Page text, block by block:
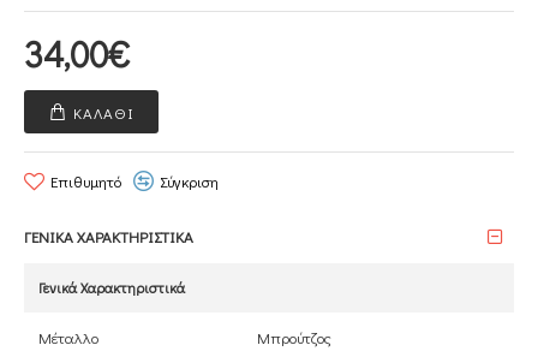
34,00€
ΚΑΛΆΘΙ
Επιθυμητό Σύγκριση
ΓΕΝΙΚΑ ΧΑΡΑΚΤΗΡΙΣΤΙΚΑ
Γενικά Χαρακτηριστικά
Μέταλλο Μπρούτζος